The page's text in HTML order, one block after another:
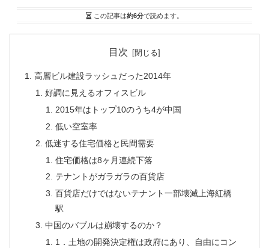
この記事は約6分で読めます。
目次
高層ビル建設ラッシュだった2014年
好調に見えるオフィスビル
2015年はトップ10のうち4が中国
低い空室率
低迷する住宅価格と民間需要
住宅価格は8ヶ月連続下落
テナントがガラガラの百貨店
百貨店だけではないテナント一部壊滅上海紅橋
駅
中国のバブルは崩壊するのか？
1．土地の開発決定権は政府にあり、自由にコン